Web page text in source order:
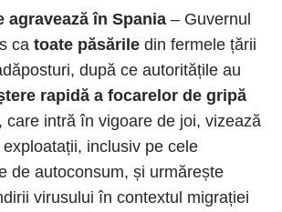
agravează în Spania – Guvernul
ca toate păsările din fermele țării
după ce autoritățile au
rapidă a focarelor de gripă
care intră în vigoare de joi, vizează
inclusiv pe cele
de autoconsum, și urmărește
virusului în contextul migrației